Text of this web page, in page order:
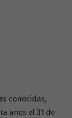
conocidas,
años el 31 de